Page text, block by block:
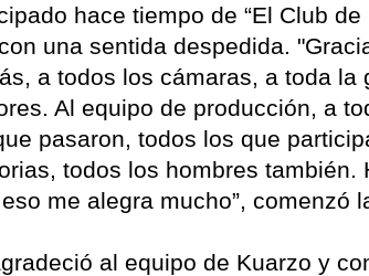
hace tiempo de “El Club
una sentida despedida.
a todos los cámaras, a toda la
Al equipo de producción, a
pasaron, todos los que
todos los hombres también.
me alegra mucho”, comenzó
al equipo de Kuarzo y